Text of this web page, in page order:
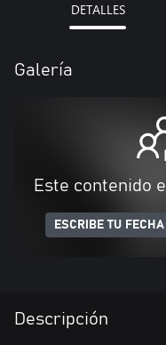
DETALLES
Galería
Este contenido
ESCRIBE TU
Descripción